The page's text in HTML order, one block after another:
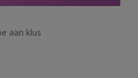
aan klus